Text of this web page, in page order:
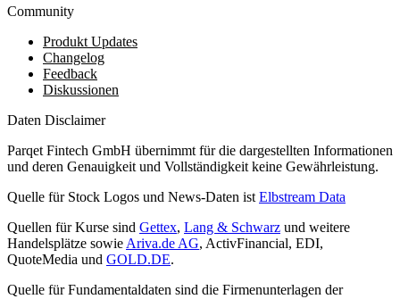
Community
Produkt Updates
Changelog
Feedback
Diskussionen
Daten Disclaimer
Parqet Fintech GmbH übernimmt für die dargestellten Informationen
und deren Genauigkeit und Vollständigkeit keine Gewährleistung.
Quelle für Stock Logos und News-Daten ist Elbstream Data
Quellen für Kurse sind Gettex, Lang & Schwarz und weitere
Handelsplätze sowie Ariva.de AG, ActivFinancial, EDI,
QuoteMedia und GOLD.DE.
Quelle für Fundamentaldaten sind die Firmenunterlagen der